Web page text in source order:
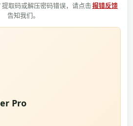
取码或解压密码错误，请点击报错反馈
告知我们。
Pro